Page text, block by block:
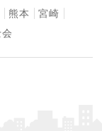
熊本
宮崎